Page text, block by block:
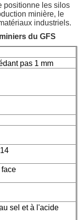
positionne les silos
minière, le
industriels.
du GFS
pas 1 mm
sel et à l'acide